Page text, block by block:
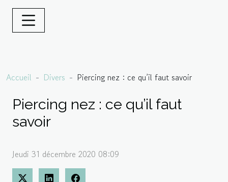
Accueil Divers Piercing nez : ce qu’il faut savoir
Piercing nez : ce qu’il faut
savoir
Jeudi 31 décembre 2020 08:09